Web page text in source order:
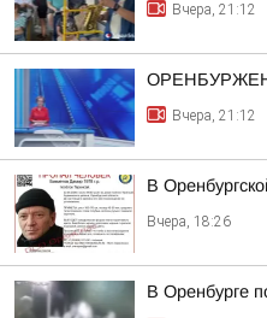
Вчера, 21:12
Вчера, 21:12
В
Вчера, 18:26
В Оренбурге